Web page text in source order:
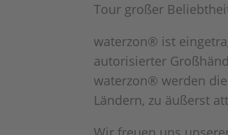
Tour großer
waterzon® ist
autorisierter
waterzon® werden
Ländern, zu äußerst